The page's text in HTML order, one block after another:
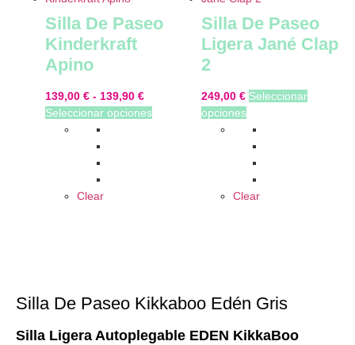
Silla De Paseo
Kinderkraft
Apino
139,00 € - 139,90 €
Seleccionar opciones
Clear
Silla De Paseo
Ligera Jané Clap
2
249,00 € Seleccionar
opciones
Clear
Silla De Paseo Kikkaboo Edén Gris
Silla Ligera Autoplegable EDEN KikkaBoo